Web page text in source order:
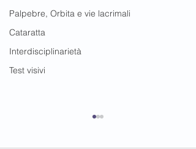
Palpebre, Orbita e vie lacrimali
Cataratta
Interdisciplinarietà
Test visivi